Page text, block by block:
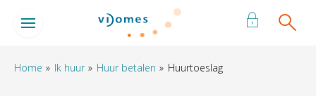
Naar de homepage
Ga naar Hoofd
Home Ik huur Huur betalen Huurtoeslag